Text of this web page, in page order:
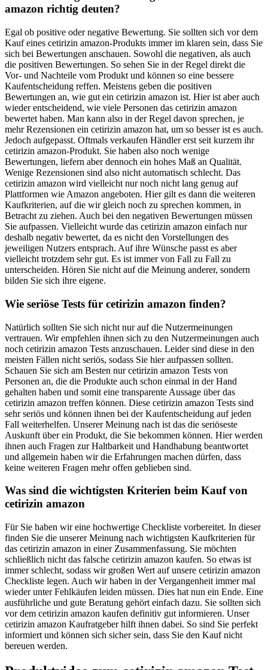
amazon richtig deuten?
Egal ob positive oder negative Bewertung. Sie sollten sich vor dem
Kauf eines cetirizin amazon-Produkts immer im klaren sein, dass Sie
sich bei Bewertungen anschauen. Sowohl die negativen, als auch
die positiven Bewertungen. So sehen Sie in der Regel direkt die
Vor- und Nachteile vom Produkt und können so eine bessere
Kaufentscheidung reffen. Meistens geben die positiven
Bewertungen an, wie gut ein cetirizin amazon ist. Hier ist aber auch
wieder entscheidend, wie viele Personen das cetirizin amazon
bewertet haben. Man kann also in der Regel davon sprechen, je
mehr Rezensionen ein cetirizin amazon hat, um so besser ist es auch.
Jedoch aufgepasst. Oftmals verkaufen Händler erst seit kurzem ihr
cetirizin amazon-Produkt. Sie haben also noch wenige
Bewertungen, liefern aber dennoch ein hohes Maß an Qualität.
Wenige Rezensionen sind also nicht automatisch schlecht. Das
cetirizin amazon wird vielleicht nur noch nicht lang genug auf
Plattformen wie Amazon angeboten. Hier gilt es dann die weiteren
Kaufkriterien, auf die wir gleich noch zu sprechen kommen, in
Betracht zu ziehen. Auch bei den negativen Bewertungen müssen
Sie aufpassen. Vielleicht wurde das cetirizin amazon einfach nur
deshalb negativ bewertet, da es nicht den Vorstellungen des
jeweiligen Nutzers entsprach. Auf ihre Wünsche passt es aber
vielleicht trotzdem sehr gut. Es ist immer von Fall zu Fall zu
unterscheiden. Hören Sie nicht auf die Meinung anderer, sondern
bilden Sie sich ihre eigene.
Wie seriöse Tests für cetirizin amazon finden?
Natürlich sollten Sie sich nicht nur auf die Nutzermeinungen
vertrauen. Wir empfehlen ihnen sich zu den Nutzermeinungen auch
noch cetirizin amazon Tests anzuschauen. Leider sind diese in den
meisten Fällen nicht seriös, sodass Sie hier aufpassen sollten.
Schauen Sie sich am Besten nur cetirizin amazon Tests von
Personen an, die die Produkte auch schon einmal in der Hand
gehalten haben und somit eine transparente Aussage über das
cetirizin amazon treffen können. Diese cetirizin amazon Tests sind
sehr seriös und können ihnen bei der Kaufentscheidung auf jeden
Fall weiterhelfen. Unserer Meinung nach ist das die seriöseste
Auskunft über ein Produkt, die Sie bekommen können. Hier werden
ihnen auch Fragen zur Haltbarkeit und Handhabung beantwortet
und allgemein haben wir die Erfahrungen machen dürfen, dass
keine weiteren Fragen mehr offen geblieben sind.
Was sind die wichtigsten Kriterien beim Kauf von
cetirizin amazon
Für Sie haben wir eine hochwertige Checkliste vorbereitet. In dieser
finden Sie die unserer Meinung nach wichtigsten Kaufkriterien für
das cetirizin amazon in einer Zusammenfassung. Sie möchten
schließlich nicht das falsche cetirizin amazon kaufen. So etwas ist
immer schlecht, sodass wir großen Wert auf unsere cetirizin amazon
Checkliste legen. Auch wir haben in der Vergangenheit immer mal
wieder unter Fehlkäufen leiden müssen. Dies hat nun ein Ende. Eine
ausführliche und gute Beratung gehört einfach dazu. Sie sollten sich
vor dem cetirizin amazon kaufen definitiv gut informieren. Unser
cetirizin amazon Kaufratgeber hilft ihnen dabei. So sind Sie perfekt
informiert und können sich sicher sein, dass Sie den Kauf nicht
bereuen werden.